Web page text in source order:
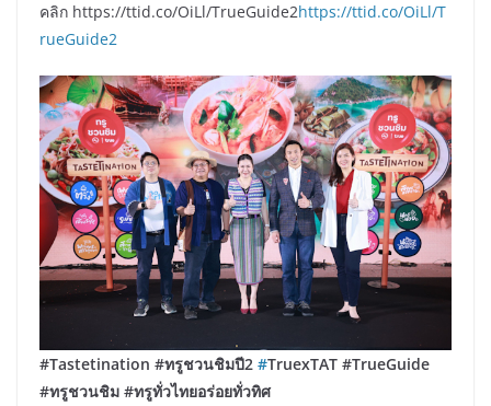
คลิก https://ttid.co/OiLl/TrueGuide2https://ttid.co/OiLl/T
rueGuide2
#Tastetination #ทรูชวนชิมปี2 #TruexTAT #TrueGuide
#ทรูชวนชิม #ทรูทั่วไทยอร่อยทั่วทิศ